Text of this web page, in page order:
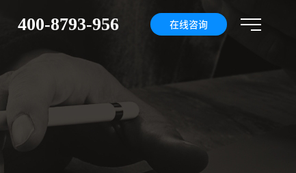
400-8793-956 在线咨询